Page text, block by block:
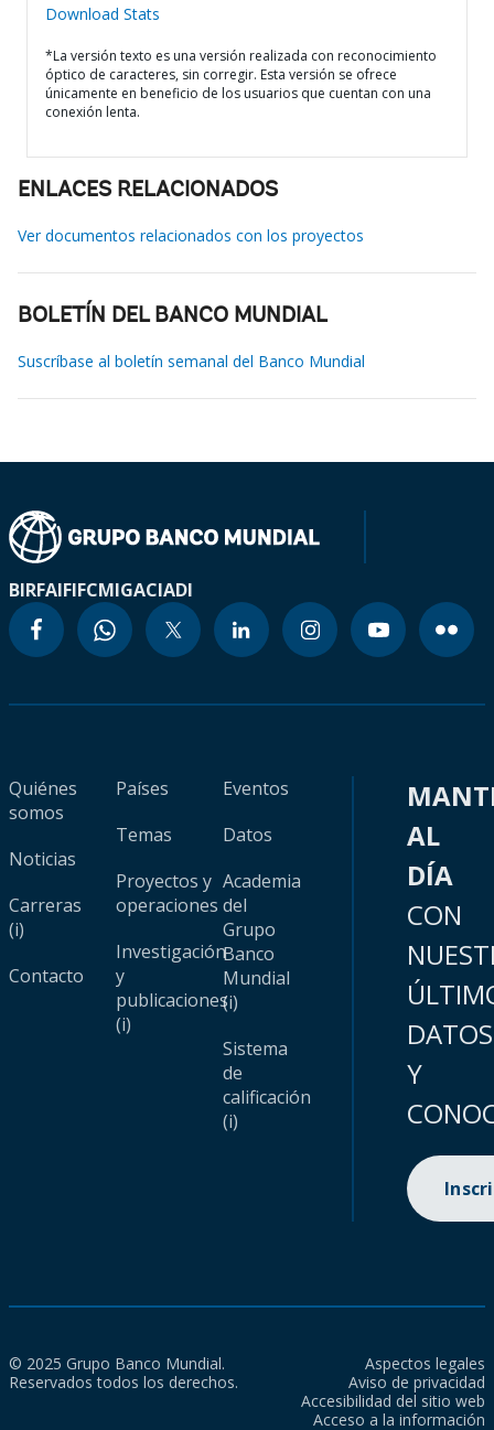
Download Stats
*La versión texto es una versión realizada con reconocimiento
óptico de caracteres, sin corregir. Esta versión se ofrece
únicamente en beneficio de los usuarios que cuentan con una
conexión lenta.
ENLACES RELACIONADOS
Ver documentos relacionados con los proyectos
BOLETÍN DEL BANCO MUNDIAL
Suscríbase al boletín semanal del Banco Mundial
BIRFAIFIFCMIGACIADI
Quiénes
somos
Noticias
Carreras
(i)
Contacto
Países
Temas
Proyectos y
operaciones
Investigación
y
publicaciones
(i)
Eventos
Datos
Academia
del
Grupo
Banco
Mundial
(i)
Sistema
de
calificación
(i)
AL
DÍA
CON
DATOS
Y
© 2025 Grupo Banco Mundial.
Reservados todos los derechos.
Aspectos legales
Aviso de privacidad
Accesibilidad del sitio web
Acceso a la información